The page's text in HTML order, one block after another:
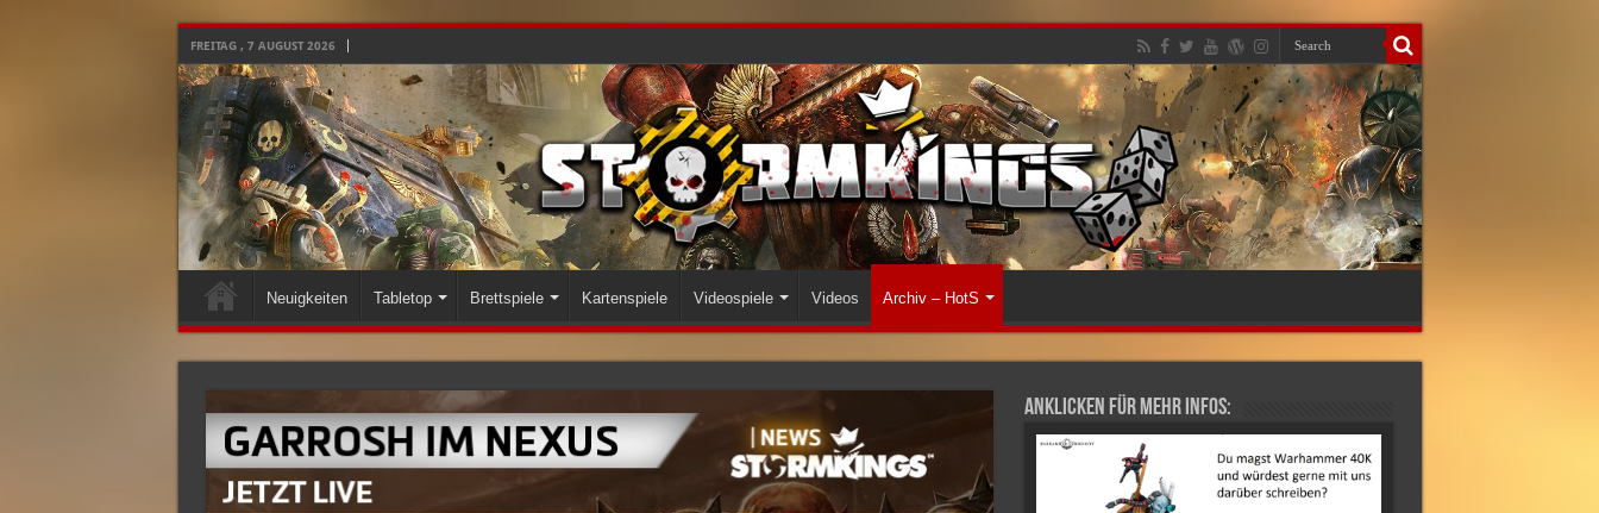
FREITAG , 7 AUGUST 2026
Neuigkeiten Tabletop Brettspiele Kartenspiele Videospiele Videos Archiv – HotS
Anklicken für mehr Infos: